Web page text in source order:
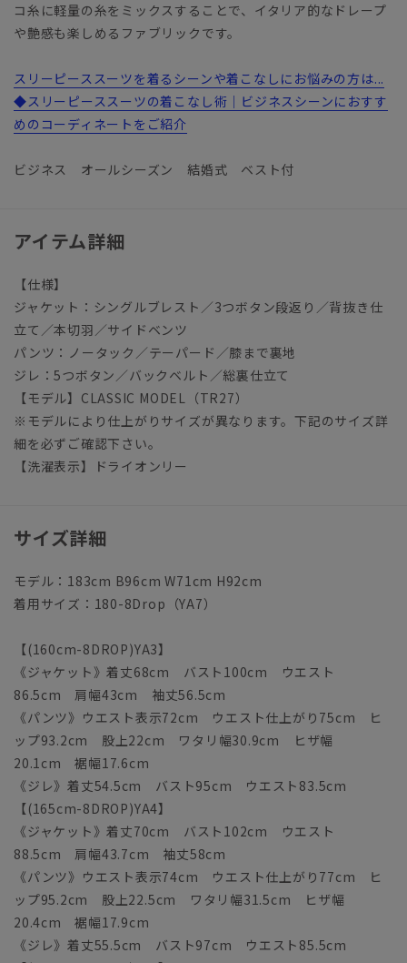
コ糸に軽量の糸をミックスすることで、イタリア的なドレープ
や艶感も楽しめるファブリックです。
スリーピーススーツを着るシーンや着こなしにお悩みの方は...
◆スリーピーススーツの着こなし術｜ビジネスシーンにおすす
めのコーディネートをご紹介
ビジネス オールシーズン 結婚式 ベスト付
アイテム詳細
【仕様】
ジャケット：シングルブレスト／3つボタン段返り／背抜き仕
立て／本切羽／サイドベンツ
パンツ：ノータック／テーパード／膝まで裏地
ジレ：5つボタン／バックベルト／総裏仕立て
【モデル】CLASSIC MODEL（TR27）
※モデルにより仕上がりサイズが異なります。下記のサイズ詳
細を必ずご確認下さい。
【洗濯表示】ドライオンリー
サイズ詳細
モデル：183cm B96cm W71cm H92cm
着用サイズ：180-8Drop（YA7）
【(160cm-8DROP)YA3】
《ジャケット》着丈68cm バスト100cm ウエスト
86.5cm 肩幅43cm 袖丈56.5cm
《パンツ》ウエスト表示72cm ウエスト仕上がり75cm ヒ
ップ93.2cm 股上22cm ワタリ幅30.9cm ヒザ幅
20.1cm 裾幅17.6cm
《ジレ》着丈54.5cm バスト95cm ウエスト83.5cm
【(165cm-8DROP)YA4】
《ジャケット》着丈70cm バスト102cm ウエスト
88.5cm 肩幅43.7cm 袖丈58cm
《パンツ》ウエスト表示74cm ウエスト仕上がり77cm ヒ
ップ95.2cm 股上22.5cm ワタリ幅31.5cm ヒザ幅
20.4cm 裾幅17.9cm
《ジレ》着丈55.5cm バスト97cm ウエスト85.5cm